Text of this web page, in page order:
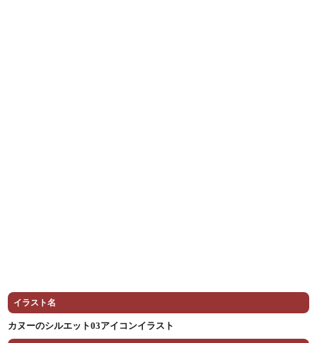
イラスト名
カヌーのシルエット03アイコンイラスト